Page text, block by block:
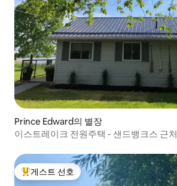
Prince Edward의 별장
이스트레이크 전원주택 - 샌드뱅크스 근처
상위 게스트 선호
게스트 선호